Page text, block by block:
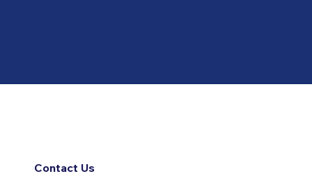
Contact Us